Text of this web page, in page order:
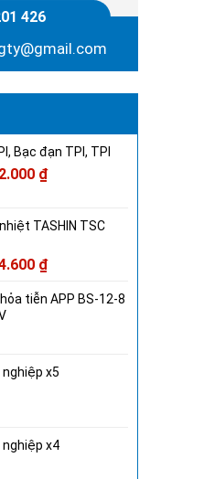
426
Bạc đạn TPI, TPI
2.000 ₫
TASHIN TSC
₫
tiễn APP BS-12-8
x5
x4